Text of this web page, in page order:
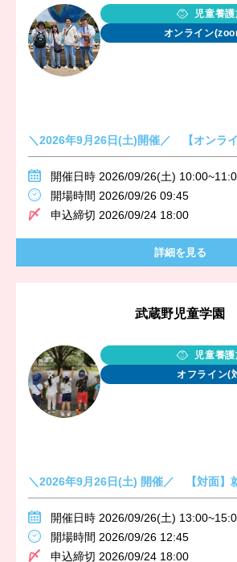
児童養
オンライン
＼2026年9月26日(土)開催／ 【オンラ
開催日時 2026/09/26(土)
開場時間 2026/09/26 09:45
申込締切 2026/09/24 18:00
詳細を見る
武蔵野児童学園
児童養
オフライン(
＼2026年9月26日(土) 開催／ 【対面】
開催日時 2026/09/26(土)
開場時間 2026/09/26 12:45
申込締切 2026/09/24 18:00